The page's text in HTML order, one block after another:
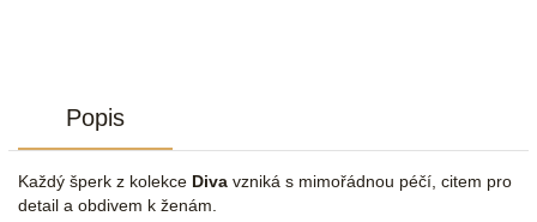
Popis
Každý šperk z kolekce Diva vzniká s mimořádnou péčí, citem pro
detail a obdivem k ženám.